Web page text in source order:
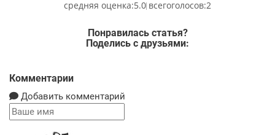
5.0 2
Понравилась статья?
Поделись с друзьями:
Комментарии
Добавить комментарий